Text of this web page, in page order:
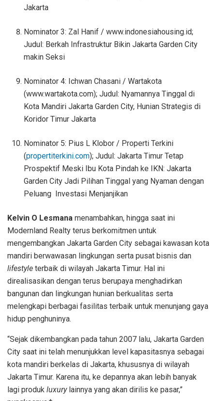
Jakarta
Nominator 3: Zal Hanif / www.indonesiahousing.id;
Judul: Berkah Infrastruktur Bikin Jakarta Garden City
makin Seksi
Nominator 4: Ichwan Chasani / Wartakota
(www.wartakota.com); Judul: Nyamannya Tinggal di
Kota Mandiri Jakarta Garden City, Hunian Strategis di
Koridor Timur Jakarta
Nominator 5: Pius L Klobor / Properti Terkini
(propertiterkini.com); Judul: Jakarta Timur Tetap
Prospektif Meski Ibu Kota Pindah ke IKN: Jakarta
Garden City Jadi Pilihan Tinggal yang Nyaman dengan
Peluang Investasi Menjanjikan
Kelvin O Lesmana menambahkan, hingga saat ini
Modernland Realty terus berkomitmen untuk
mengembangkan Jakarta Garden City sebagai kawasan kota
mandiri berwawasan lingkungan serta pusat bisnis dan
lifestyle terbaik di wilayah Jakarta Timur. Hal ini
direalisasikan dengan terus berupaya menghadirkan
bangunan dan lingkungan hunian berkualitas serta
melengkapi berbagai fasilitas terbaik untuk menunjang gaya
hidup penghuninya.
“Sejak dikembangkan pada tahun 2007 lalu, Jakarta Garden
City saat ini telah menunjukkan level kapasitasnya sebagai
kota mandiri berkelas di Jakarta, khususnya di wilayah
Jakarta Timur. Karena itu, ke depannya akan lebih banyak
lagi produk luxurylainnya yang akan dirilis ke pasar,”